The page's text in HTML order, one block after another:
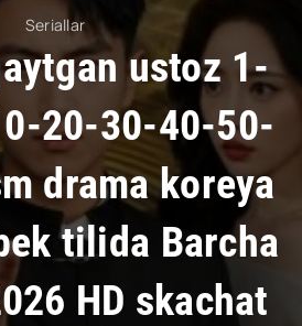
Seriallar
ustoz 1-
20-30-40-50-
drama koreya
tilida Barcha
HD skachat